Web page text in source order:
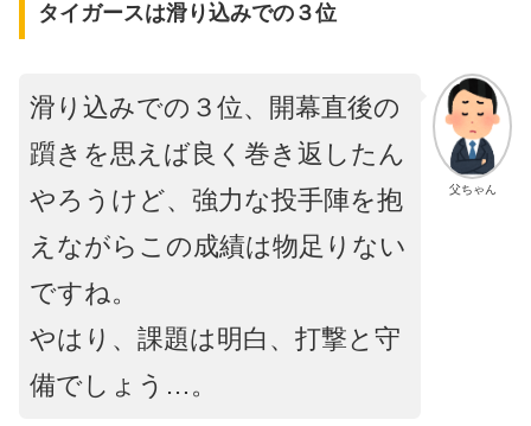
タイガースは滑り込みでの３位
父ちゃん
滑り込みでの３位、開幕直後の
躓きを思えば良く巻き返したん
やろうけど、強力な投手陣を抱
えながらこの成績は物足りない
ですね。
やはり、課題は明白、打撃と守
備でしょう…。